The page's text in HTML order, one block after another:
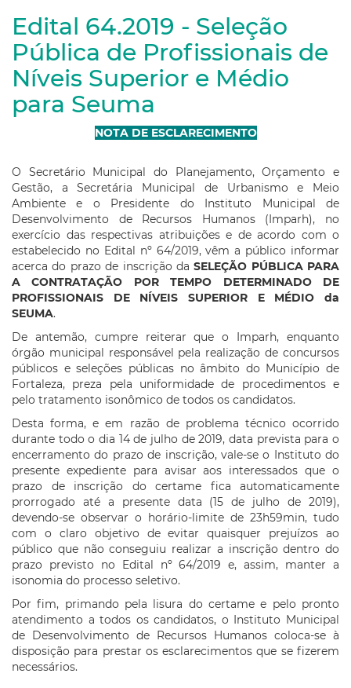
Edital 64.2019 - Seleção
Pública de Profissionais de
Níveis Superior e Médio
para Seuma
NOTA DE ESCLARECIMENTO
O Secretário Municipal do Planejamento, Orçamento e
Gestão, a Secretária Municipal de Urbanismo e Meio
Ambiente e o Presidente do Instituto Municipal de
Desenvolvimento de Recursos Humanos (Imparh), no
exercício das respectivas atribuições e de acordo com o
estabelecido no Edital nº 64/2019, vêm a público informar
acerca do prazo de inscrição daSELEÇÃO PÚBLICA PARA
A CONTRATAÇÃO POR TEMPO DETERMINADO DE
PROFISSIONAIS DE NÍVEIS SUPERIOR E MÉDIO da
SEUMA.
De antemão, cumpre reiterar que o Imparh, enquanto
órgão municipal responsável pela realização de concursos
públicos e seleções públicas no âmbito do Município de
Fortaleza, preza pela uniformidade de procedimentos e
pelo tratamento isonômico de todos os candidatos.
Desta forma, e em razão de problema técnico ocorrido
durante todo o dia 14 de julho de 2019, data prevista para o
encerramento do prazo de inscrição, vale-se o Instituto do
presente expediente para avisar aos interessados que o
prazo de inscrição do certame fica automaticamente
prorrogado até a presente data (15 de julho de 2019),
devendo-se observar o horário-limite de 23h59min, tudo
com o claro objetivo de evitar quaisquer prejuízos ao
público que não conseguiu realizar a inscrição dentro do
prazo previsto no Edital nº 64/2019 e, assim, manter a
isonomia do processo seletivo.
Por fim, primando pela lisura do certame e pelo pronto
atendimento a todos os candidatos, o Instituto Municipal
de Desenvolvimento de Recursos Humanos coloca-se à
disposição para prestar os esclarecimentos que se fizerem
necessários.